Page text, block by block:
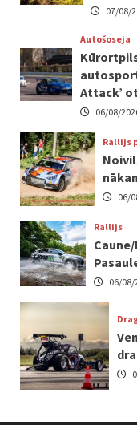
07/08/
Autošoseja
Attack’
06/08/
Rallijs
06/
Rallijs
06/08/